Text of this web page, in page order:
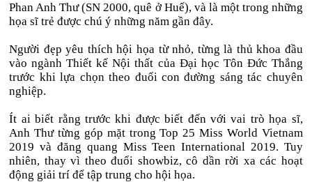
Phan Anh Thư (SN 2000, quê ở Huế), và là một trong những
họa sĩ trẻ được chú ý những năm gần đây.
Người đẹp yêu thích hội họa từ nhỏ, từng là thủ khoa đầu
vào ngành Thiết kế Nội thất của Đại học Tôn Đức Thắng
trước khi lựa chọn theo đuổi con đường sáng tác chuyên
nghiệp.
Ít ai biết rằng trước khi được biết đến với vai trò họa sĩ,
Anh Thư từng góp mặt trong Top 25 Miss World Vietnam
2019 và đăng quang Miss Teen International 2019. Tuy
nhiên, thay vì theo đuổi showbiz, cô dần rời xa các hoạt
động giải trí để tập trung cho hội họa.